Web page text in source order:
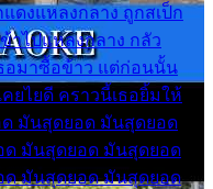
ดงแหลงกลาง ถูกสเป็ก
าไปแหลงกลาง กลัว
อมาซื้อข้าว แต่ก่อนนั้น
คยไยดี คราวนี้เธอยิ้มให้
ด มันสุดยอด มันสุดยอด
มันสุดยอด มันสุดยอด
มันสุดยอด มันสุดยอด